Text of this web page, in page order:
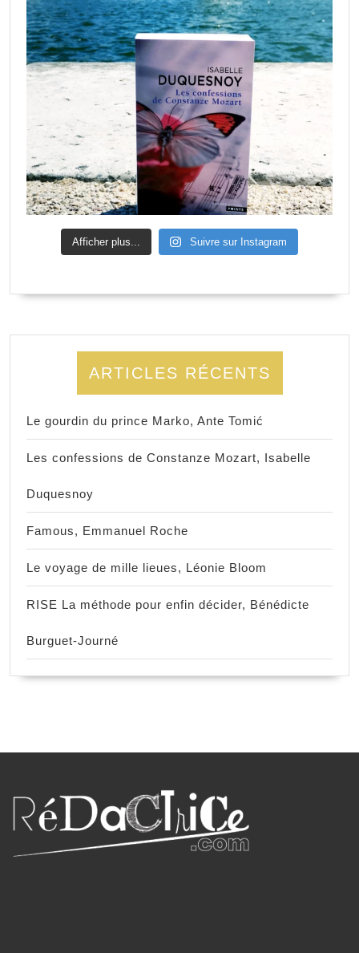
Afficher plus... Suivre sur Instagram
ARTICLES RÉCENTS
Le gourdin du prince Marko, Ante Tomić
Les confessions de Constanze Mozart, Isabelle
Duquesnoy
Famous, Emmanuel Roche
Le voyage de mille lieues, Léonie Bloom
RISE La méthode pour enfin décider, Bénédicte
Burguet-Journé